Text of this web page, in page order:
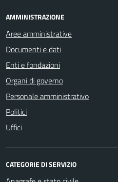
AMMINISTRAZIONE
Aree amministrative
Documenti e dati
Enti e fondazioni
Organi di governo
Personale amministrativo
Politici
Uffici
CATEGORIE DI SERVIZIO